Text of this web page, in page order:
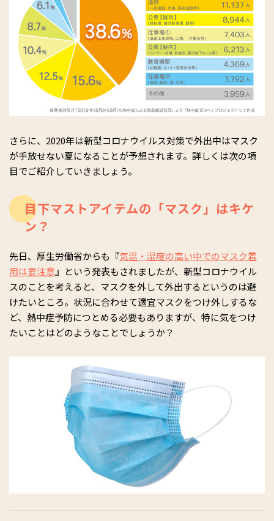
さらに、2020年は新型コロナウイルス対策で外出中はマスク
が手放せない夏になることが予想されます。詳しくは次の項
目でご紹介していきましょう。
目下マストアイテムの「マスク」はキケ
ン？
先日、厚生労働省からも『気温・湿度の高い中でのマスク着
用は要注意』という発表もされましたが、新型コロナウイル
スのことを考えると、マスクを外して外出するというのは避
けたいところ。状況に合わせて適宜マスクをつけ外しするな
ど、熱中症予防につとめる必要もありますが、特に気をつけ
たいことはどのようなことでしょうか？